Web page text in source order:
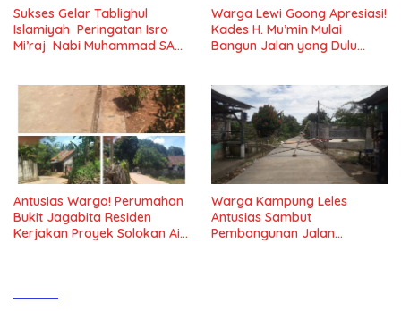
Sukses Gelar Tablighul
Islamiyah Peringatan Isro
Mi’raj Nabi Muhammad SAW
Warga Lewi Goong Apresiasi!
Kades H. Mu’min Mulai
Bangun Jalan yang Dulu
Antusias Warga! Perumahan
Bukit Jagabita Residen
Kerjakan Proyek Solokan Air
Warga Kampung Leles
Antusias Sambut
Pembangunan Jalan